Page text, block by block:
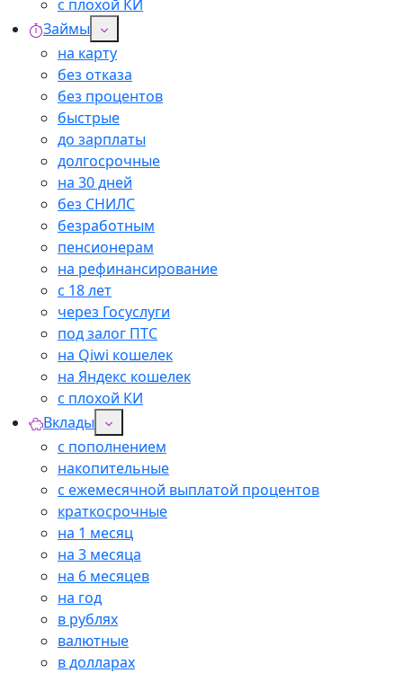
с плохой КИ
Займы
на карту
без отказа
без процентов
быстрые
до зарплаты
долгосрочные
на 30 дней
без СНИЛС
безработным
пенсионерам
на рефинансирование
с 18 лет
через Госуслуги
под залог ПТС
на Qiwi кошелек
на Яндекс кошелек
с плохой КИ
Вклады
с пополнением
накопительные
с ежемесячной выплатой процентов
краткосрочные
на 1 месяц
на 3 месяца
на 6 месяцев
на год
в рублях
валютные
в долларах